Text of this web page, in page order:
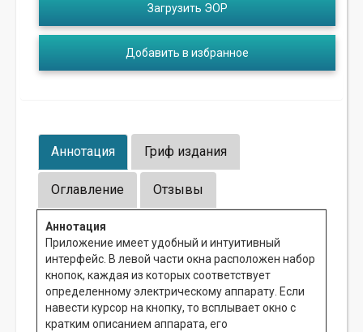
Загрузить ЭОР
Добавить в избранное
Аннотация Гриф издания
Оглавление Отзывы
Аннотация
Приложение имеет удобный и интуитивный
интерфейс. В левой части окна расположен набор
кнопок, каждая из которых соответствует
определенному электрическому аппарату. Если
навести курсор на кнопку, то всплывает окно с
кратким описанием аппарата, его